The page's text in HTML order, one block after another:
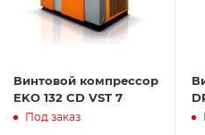
Винтовой компрессор
EKO 132 CD VST 7
Под заказ